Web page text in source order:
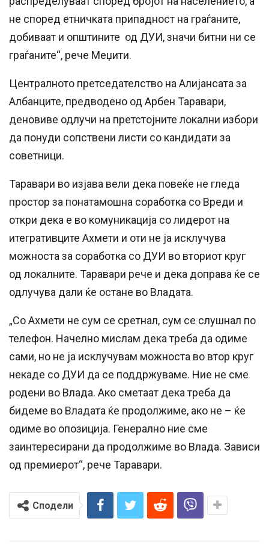
не според етничката припадност на граѓаните,
добиваат и општините од ДУИ, значи битни ни се
граѓаните“, рече Меџити.
Централното претседателство на Алијансата за
Албанците, предводено од Арбен Таравари,
деновиве одлучи на претстојните локални избори
да понуди сопствени листи со кандидати за
советници.
Таравари во изјава вели дека повеќе не гледа
простор за понатамошна соработка со Вреди и
откри дека е во комуникација со лидерот на
итегративците Ахмети и оти не ја исклучува
можноста за соработка со ДУИ во вториот круг
од локалните. Таравари рече и дека доправа ќе се
одлучува дали ќе остане во Владата.
„Со Ахмети не сум се сретнал, сум се слушнал по
телефон. Начелно мислам дека треба да одиме
сами, но не ја исклучувам можноста во втор круг
некаде со ДУИ да се поддржуваме. Ние не сме
родени во Влада. Ако сметаат дека треба да
бидеме во Владата ќе продолжиме, ако не – ќе
одиме во опозиција. Генерално ние сме
заинтересирани да продолжиме во Влада. Зависи
од премиерот“, рече Таравари.
Сподели